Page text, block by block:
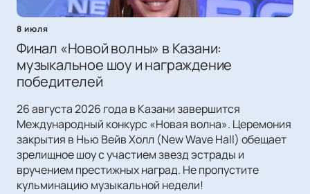
8 июля
Финал «Новой волны» в Казани:
музыкальное шоу и награждение
победителей
26 августа 2026 года в Казани завершится
Международный конкурс «Новая волна». Церемония
закрытия в Нью Вейв Холл (New Wave Hall) обещает
зрелищное шоу с участием звезд эстрады и
вручением престижных наград. Не пропустите
кульминацию музыкальной недели!